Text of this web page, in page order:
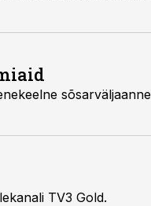
sõsarväljaanne
TV3 Gold.